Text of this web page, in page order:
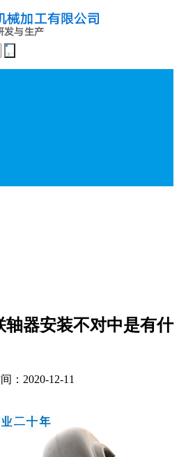
轴器安装不对中是有什
：2020-12-11